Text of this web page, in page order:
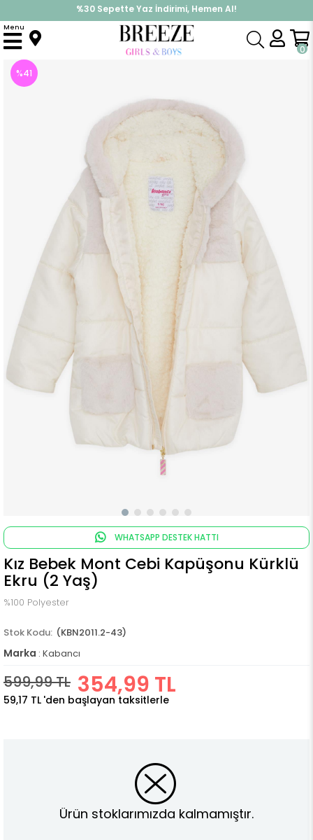
%30 Sepette Yaz İndirimi, Hemen Al!
İndirimlere ek %10 İndirimi Kap, Hemen Üye Ol!
0
Menu
Anasayfa Üst Giyim Mont
%41
WHATSAPP DESTEK HATTI
Kız Bebek Mont Cebi Kapüşonu Kürklü
Ekru (2 Yaş)
%100 Polyester
(KBN2011.2-43)
Marka : Kabancı
599,99 TL 354,99 TL
59,17 TL 'den başlayan taksitlerle
Ürün stoklarımızda kalmamıştır.